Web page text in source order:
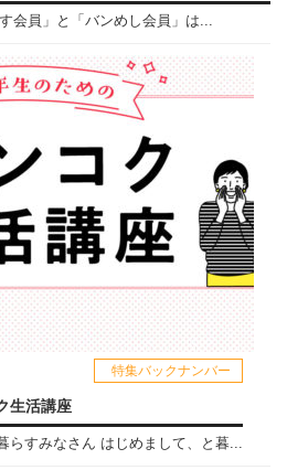
会員」と「バンめし会員」は...
特集バックナンバー
生活講座
らすみなさん はじめまして、と暮...